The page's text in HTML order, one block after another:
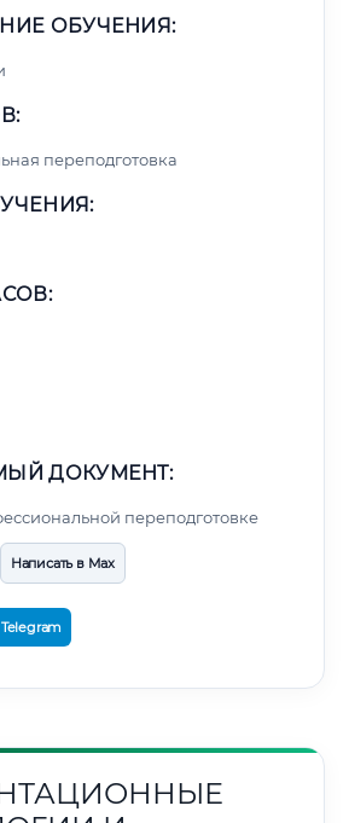
ОБУЧЕНИЯ:
переподготовка
ДОКУМЕНТ:
переподготовке
Написать в Max